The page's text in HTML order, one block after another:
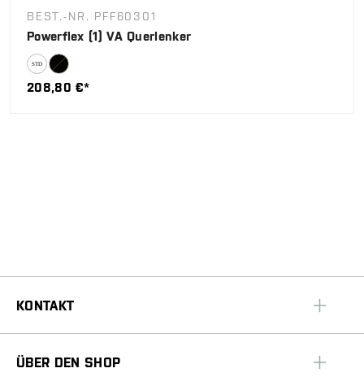
BEST.-NR. PFF60301
Powerflex (1) VA Querlenker
208,80 €*
KONTAKT
ÜBER DEN SHOP